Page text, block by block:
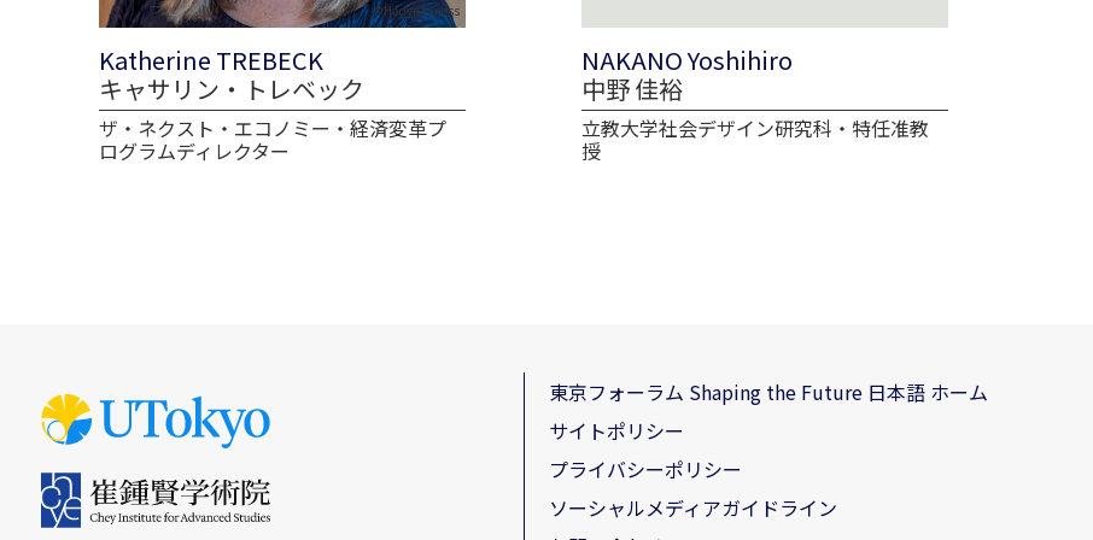
©Hadyn Lyness
Katherine TREBECK
キャサリン・トレベック
ザ・ネクスト・エコノミー・経済変革プ
ログラムディレクター
NAKANO Yoshihiro
中野 佳裕
立教大学社会デザイン研究科・特任准教
授
東京フォーラム Shaping the Future 日本語 ホーム
サイトポリシー
プライバシーポリシー
ソーシャルメディアガイドライン